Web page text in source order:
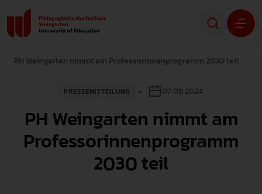
Transfer
PH Weingarten nimmt am Professorinnenprogramm 2030 teil
PRESSEMITTEILUNG 07.08.2024
PH Weingarten nimmt am
Professorinnenprogramm
2030 teil